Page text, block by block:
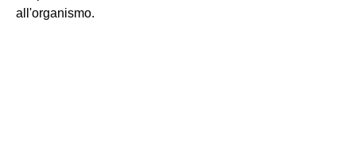
all'organismo.